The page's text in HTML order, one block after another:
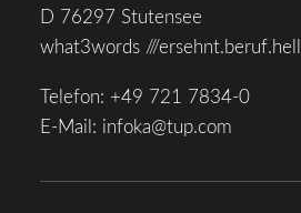
D 76297 Stutensee
what3words ///ersehnt.beruf.hell
Telefon: +49 721 7834-0
E-Mail: infoka@tup.com